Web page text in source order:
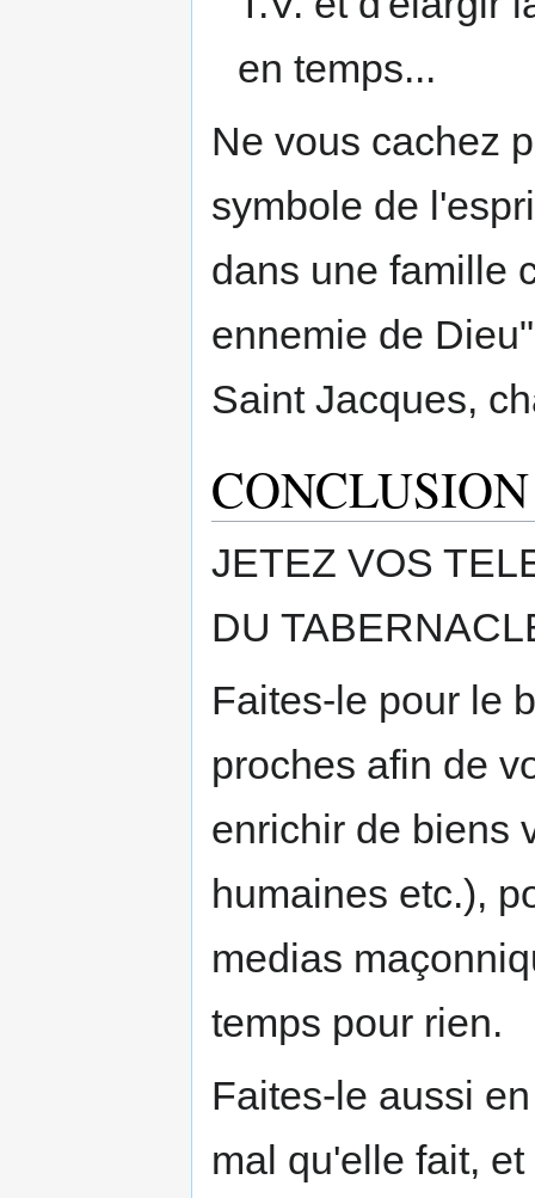
en temps...
Ne vous cachez
symbole de
dans une famille
ennemie de
Saint Jacques,
CONCLUSION
JETEZ VOS
DU
Faites-le pour le
proches afin de
enrichir de biens
humaines etc.),
medias
temps pour rien.
Faites-le aussi
mal qu'elle fait,